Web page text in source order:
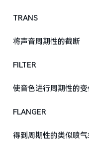
TRANS
将声音周期性的截断
FILTER
使音色进行周期性的变
FLANGER
得到周期性的类似喷气